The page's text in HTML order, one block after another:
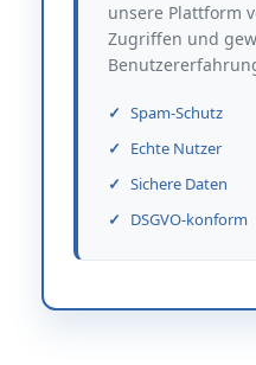
unsere Plattform
Zugriffen und
Spam-Schutz
Echte Nutzer
Sichere Daten
DSGVO-konform